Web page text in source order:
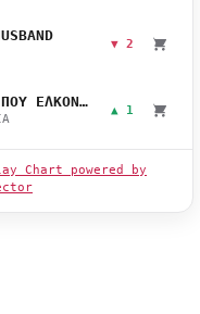
▼ 2
ΣΤΑ ΚΑΛΥΤΕΡΑ ΠΟΥ ΕΛΚΟΝΤΑΙ ▲ 1
Chart powered by